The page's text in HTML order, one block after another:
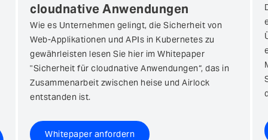
cloudnative Anwendungen
Wie es Unternehmen gelingt, die Sicherheit von
Web-Applikationen und APIs in Kubernetes zu
gewährleisten lesen Sie hier im Whitepaper
"Sicherheit für cloudnative Anwendungen“, das in
Zusammenarbeit zwischen heise und Airlock
entstanden ist.
Whitepaper anfordern